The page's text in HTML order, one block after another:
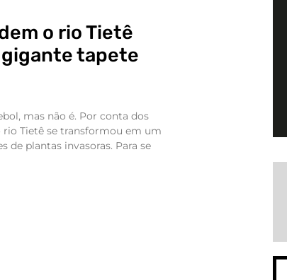
o rio Tietê
tapete
mas não é. Por conta dos
rio Tietê se transformou em um
de plantas invasoras. Para se